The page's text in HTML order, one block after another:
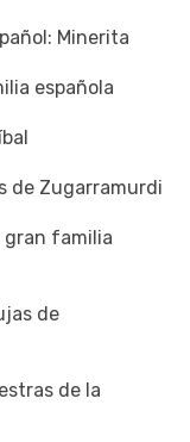
Minerita
española
de Zugarramurdi
gran familia
de
de la